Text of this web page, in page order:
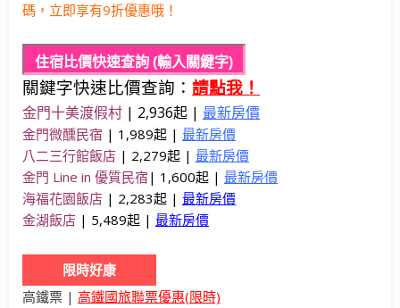
碼，立即享有9折優惠哦！
住宿比價快速查詢 (輸入關鍵字)
關鍵字快速比價查詢： 請點我！
金門十美渡假村 | 2,936起 | 最新房價
金門微醺民宿 | 1,989起 | 最新房價
八二三行館飯店 | 2,279起 | 最新房價
金門 Line in 優質民宿 | 1,600起 | 最新房價
海福花園飯店 | 2,283起 | 最新房價
金湖飯店 | 5,489起 | 最新房價
限時好康
高鐵票 | 高鐵國旅聯票優惠(限時)